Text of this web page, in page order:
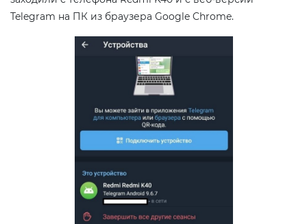
Telegram на ПК из браузера Google Chrome.